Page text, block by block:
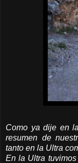
Como ya dije en
resumen de
tanto en la Ultra
En la Ultra